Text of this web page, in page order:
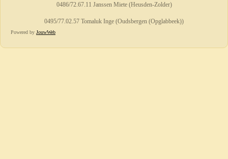
b
o
a
g
m
0486/72.67.11 Janssen Miete (Heusden-Zolder)
0495/77.02.57 Tomaluk Inge (Oudsbergen (Opglabbeek))
Powered by JouwWeb